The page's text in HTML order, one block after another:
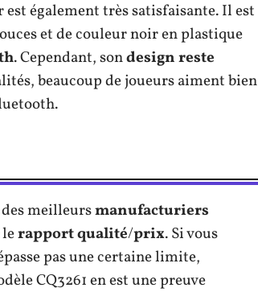
également très satisfaisante. Il est
et de couleur noir en plastique
. Cependant, sondesignreste
beaucoup de joueurs aiment bien
meilleursmanufacturiers
rapportqualité/prix. Si vous
pas une certaine limite,
CQ3261 en est une preuve